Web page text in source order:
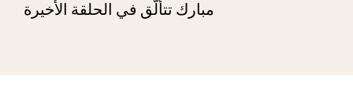
مبارك تتألّق في الحلقة الأخيرة